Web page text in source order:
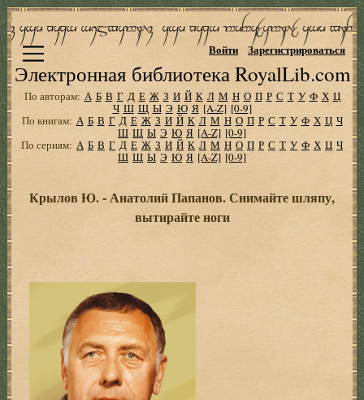
Электронная библиотека RoyalLib.com
Войти Зарегистрироваться
По авторам: А Б В Г Д Е Ж З И Й К Л М Н О П Р С Т У Ф Х Ц
Ч Ш Щ Ы Э Ю Я [A-Z] [0-9]
По книгам: А Б В Г Д Е Ж З И Й К Л М Н О П Р С Т У Ф Х Ц Ч
Ш Щ Ы Э Ю Я [A-Z] [0-9]
По сериям: А Б В Г Д Е Ж З И Й К Л М Н О П Р С Т У Ф Х Ц Ч
Ш Щ Ы Э Ю Я [A-Z] [0-9]
Крылов Ю. - Анатолий Папанов. Снимайте шляпу,
вытирайте ноги